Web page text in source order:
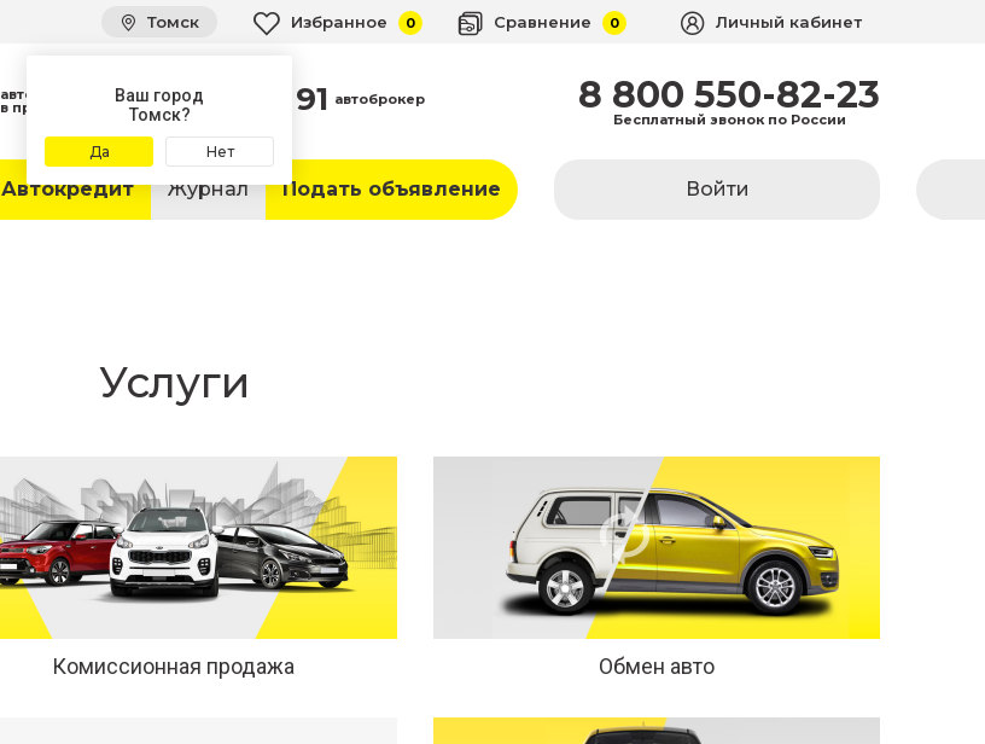
Томск
Ваш город
Томск?
Да Нет
Избранное 0 Сравнение 0 Личный кабинет
автомобилей
в продаже 91 автоброкер 8 800 550-82-23
Бесплатный звонок по России
Автокредит Журнал Подать объявление Войти
Услуги
Комиссионная продажа Обмен авто